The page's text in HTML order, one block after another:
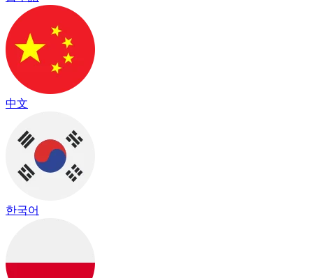
中文
한국어